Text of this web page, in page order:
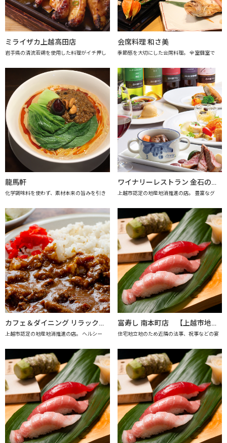
ミライザカ上越高田店
岩手県の清流若鶏を使用した料理がイチ押し
会席料理 和さ美
季節感を大切にした会席料理。 全室個室で
龍馬軒
化学調味料を使わず、素材本来の旨みを引き
ワイナリーレストラン 金石の音（きんせきのね） 【上越市地産地消推進の店認定店】
上越市認定の地産地消推進の店。 豊富なグ
カフェ＆ダイニング リラックス 【上越市地産地消推進の店認定店】
上越市認定の地産地消推進の店。 ヘルシー
富寿し 南本町店 【上越市地産地消の店認定店】
住宅地立地のため近隣の法事、祝事などの宴